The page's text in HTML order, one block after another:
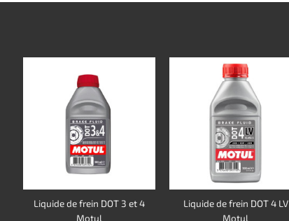
Liquide de frein DOT 3 et 4
Motul
Liquide de frein DOT 4 LV
Motul